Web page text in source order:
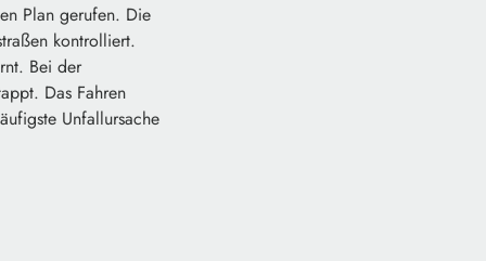
Plan gerufen. Die
kontrolliert.
Bei der
Das Fahren
Unfallursache